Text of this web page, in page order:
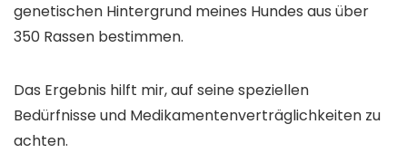
genetischen Hintergrund meines Hundes aus über
350 Rassen bestimmen.
Das Ergebnis hilft mir, auf seine speziellen
Bedürfnisse und Medikamentenverträglichkeiten zu
achten.